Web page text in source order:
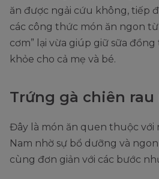
ăn được ngải cứu không, tiếp
các công thức món ăn ngon
cơm” lại vừa giúp giữ sữa
khỏe cho cả mẹ và bé.
Trứng gà chiên rau
Đây là món ăn quen thuộc với
Nam nhờ sự bổ dưỡng và
cùng đơn giản với các bước